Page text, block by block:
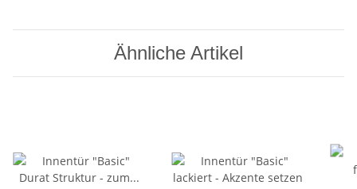
Ähnliche Artikel